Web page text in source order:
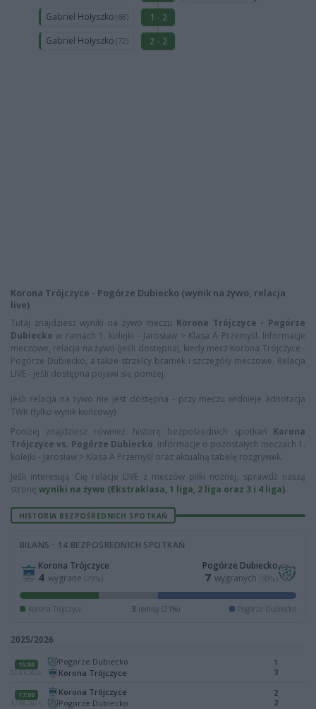
Gabriel Hołyszko (68)
1 - 2
Gabriel Hołyszko (72) 2 - 2
Korona Trójczyce - Pogórze Dubiecko (wynik na żywo, relacja
live)
Tutaj znajdziesz wyniki na żywo meczu Korona Trójczyce - Pogórze
Dubiecko w ramach 1. kolejki - Jarosław > Klasa A Przemyśl. Informacje
meczowe, relacja na żywo (jeśli dostępna), kiedy mecz Korona Trójczyce -
Pogórze Dubiecko, a także strzelcy bramek i szczegóły meczowe. Relacja
LIVE - jeśli dostępna pojawi się poniżej.
Jeśli relacja na żywo nie jest dostępna - przy meczu widnieje adnotacja
TWK (tylko wynik końcowy)
Poniżej znajdziesz również historę bezpośrednich spotkań Korona
Trójczyce vs. Pogórze Dubiecko, informacje o pozostałych meczach 1.
kolejki - Jarosław > Klasa A Przemyśl oraz aktualną tabelę rozgrywek.
Jeśli interesują Cię relacje LIVE z meczów piłki nożnej, sprawdź naszą
stronę wyniki na żywo (Ekstraklasa, 1 liga, 2 liga oraz 3 i 4 liga).
HISTORIA BEZPOŚREDNICH SPOTKAŃ
BILANS · 14 BEZPOŚREDNICH SPOTKAŃ
Korona Trójczyce
4 wygrane (29%)
Pogórze Dubiecko
7 wygranych (50%)
Korona Trójczyce 3 remisy (21%) Pogórze Dubiecko
2025/2026
15:00
22.03.2026
Pogórze Dubiecko
Korona Trójczyce
1
3
17:00
17.08.2025
Korona Trójczyce
Pogórze Dubiecko
2
2